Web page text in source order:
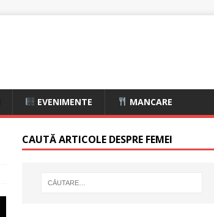
EVENIMENTE MANCARE
CAUTĂ ARTICOLE DESPRE FEMEI